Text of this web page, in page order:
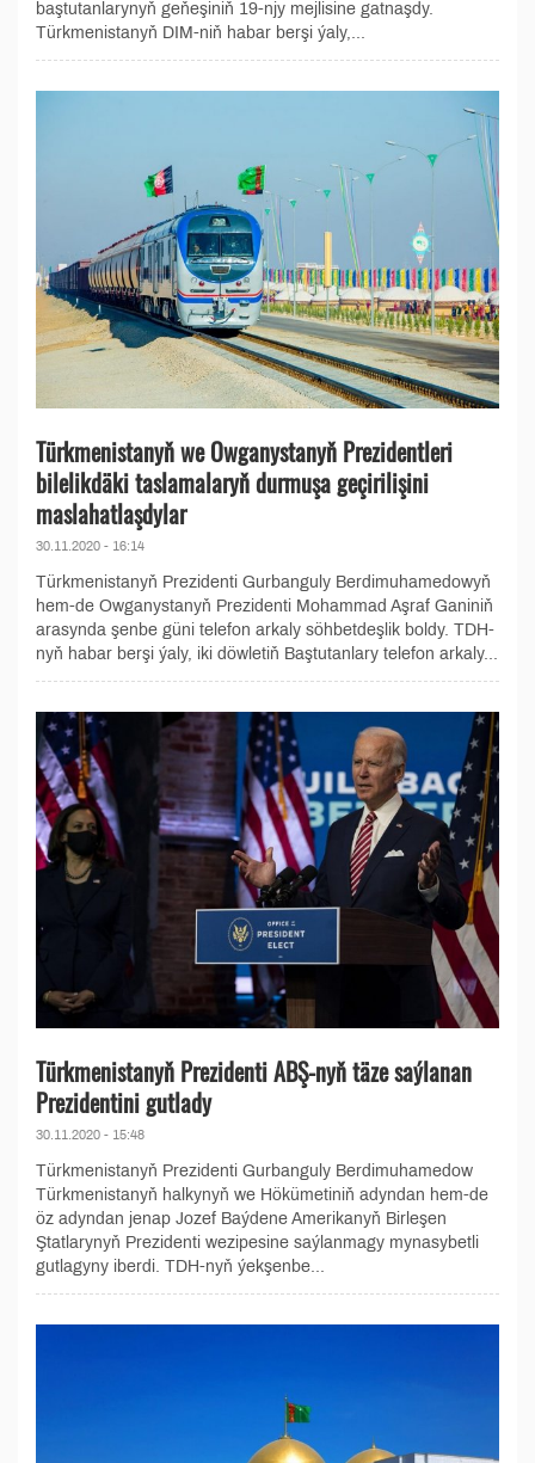
baştutanlarynyň geňeşiniň 19-njy mejlisine gatnaşdy.
Türkmenistanyň DIM-niň habar berşi ýaly,...
Türkmenistanyň we Owganystanyň Prezidentleri
bilelikdäki taslamalaryň durmuşa geçirilişini
maslahatlaşdylar
30.11.2020 - 16:14
Türkmenistanyň Prezidenti Gurbanguly Berdimuhamedowyň
hem-de Owganystanyň Prezidenti Mohammad Aşraf Ganiniň
arasynda şenbe güni telefon arkaly söhbetdeşlik boldy. TDH-
nyň habar berşi ýaly, iki döwletiň Baştutanlary telefon arkaly...
Türkmenistanyň Prezidenti ABŞ-nyň täze saýlanan
Prezidentini gutlady
30.11.2020 - 15:48
Türkmenistanyň Prezidenti Gurbanguly Berdimuhamedow
Türkmenistanyň halkynyň we Hökümetiniň adyndan hem-de
öz adyndan jenap Jozef Baýdene Amerikanyň Birleşen
Ştatlarynyň Prezidenti wezipesine saýlanmagy mynasybetli
gutlagyny iberdi. TDH-nyň ýekşenbe...